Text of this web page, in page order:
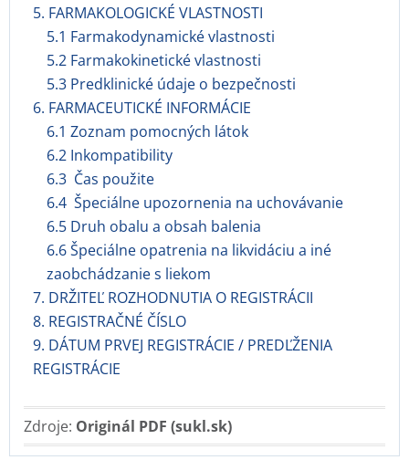
5. FARMAKOLOGICKÉ VLASTNOSTI
5.1 Farmakodynamické vlastnosti
5.2 Farmakokinetické vlastnosti
5.3 Predklinické údaje o bezpečnosti
6. FARMACEUTICKÉ INFORMÁCIE
6.1 Zoznam pomocných látok
6.2 Inkompatibility
6.3 Čas použite
6.4 Špeciálne upozornenia na uchovávanie
6.5 Druh obalu a obsah balenia
6.6 Špeciálne opatrenia na likvidáciu a iné
zaobchádzanie s liekom
7. DRŽITEĽ ROZHODNUTIA O REGISTRÁCII
8. REGISTRAČNÉ ČÍSLO
9. DÁTUM PRVEJ REGISTRÁCIE / PREDĽŽENIA
REGISTRÁCIE
Zdroje: Originál PDF (sukl.sk)